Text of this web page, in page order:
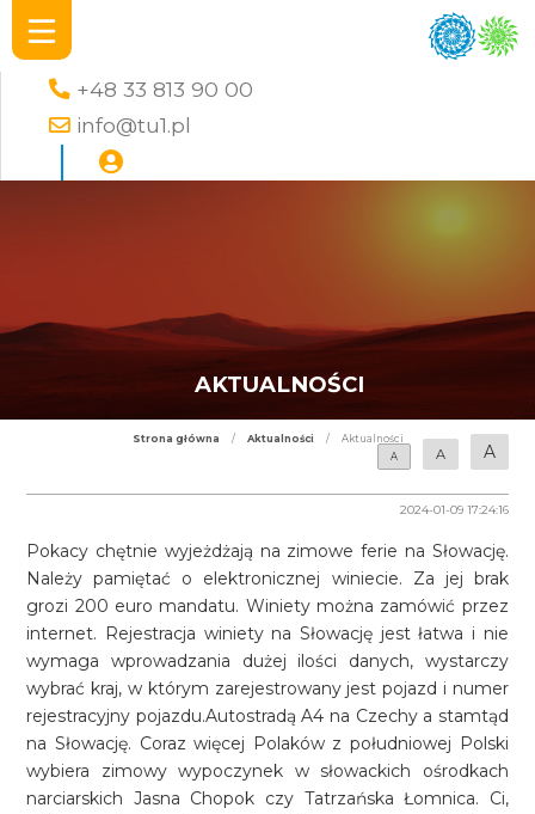
+48 33 813 90 00
info@tu1.pl
AKTUALNOŚCI
Strona główna / Aktualności /
Aktualności
A
A A
2024-01-09 17:24:16
Pokacy chętnie wyjeżdżają na zimowe ferie na Słowację.
Należy pamiętać o elektronicznej winiecie. Za jej brak
grozi 200 euro mandatu. Winiety można zamówić przez
internet. Rejestracja winiety na Słowację jest łatwa i nie
wymaga wprowadzania dużej ilości danych, wystarczy
wybrać kraj, w którym zarejestrowany jest pojazd i numer
rejestracyjny pojazdu.Autostradą A4 na Czechy a stamtąd
na Słowację. Coraz więcej Polaków z południowej Polski
wybiera zimowy wypoczynek w słowackich ośrodkach
narciarskich Jasna Chopok czy Tatrzańska Łomnica. Ci,